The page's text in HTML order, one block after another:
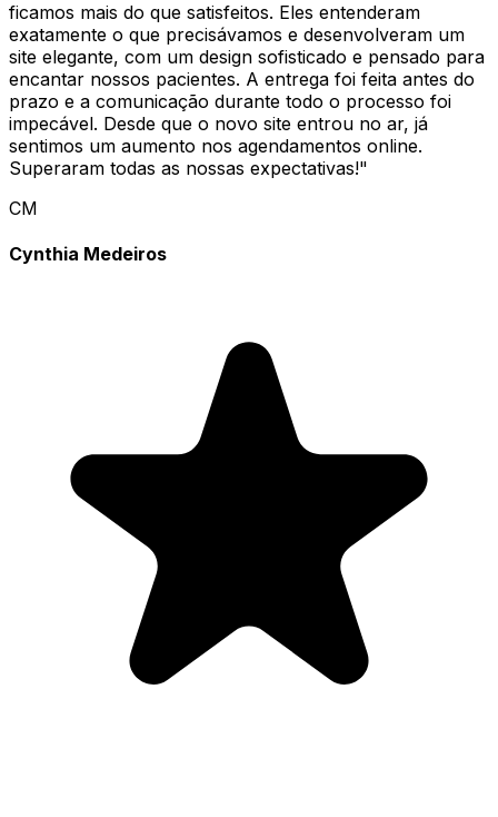
ficamos mais do que satisfeitos. Eles entenderam
exatamente o que precisávamos e desenvolveram um
site elegante, com um design sofisticado e pensado para
encantar nossos pacientes. A entrega foi feita antes do
prazo e a comunicação durante todo o processo foi
impecável. Desde que o novo site entrou no ar, já
sentimos um aumento nos agendamentos online.
Superaram todas as nossas expectativas!"
CM
Cynthia Medeiros